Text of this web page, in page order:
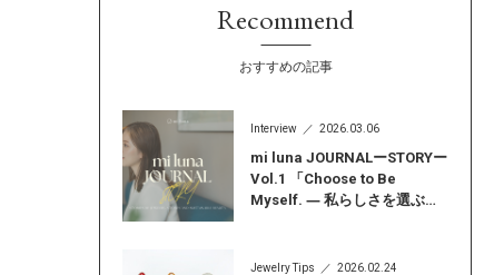
Recommend
おすすめの記事
Interview 2026.03.06
mi luna JOURNALーSTORYー
Vol.1 「Choose to Be
Myself. ― 私らしさを選ぶ
Jewelry Tips 2026.02.24